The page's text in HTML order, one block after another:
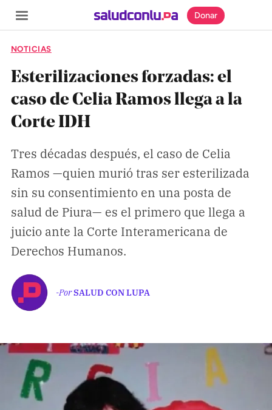
SECCIONES
Inicio
Noticias
Especiales
Nosotros
COBERTURAS
Comprueba
Climatopedia
Medio ambiente
Género
Sobremesa
FORMATOS
Donar
NOTICIAS
Esterilizaciones forzadas: el
caso de Celia Ramos llega a la
Corte IDH
Tres décadas después, el caso de Celia
Ramos —quien murió tras ser esterilizada
sin su consentimiento en una posta de
salud de Piura— es el primero que llega a
juicio ante la Corte Interamericana de
Derechos Humanos.
-PorSALUD CON LUPA